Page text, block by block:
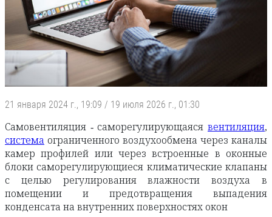
21 января 2024 г., 19:09 / 19 июля 2026 г., 01:30
Самовентиляция - саморегулирующаяся вентиляция,
система ограниченного воздухообмена через каналы
камер профилей или через встроенные в оконные
блоки саморегулирующиеся климатические клапаны
с целью регулирования влажности воздуха в
помещении и предотвращения выпадения
конденсата на внутренних поверхностях окон